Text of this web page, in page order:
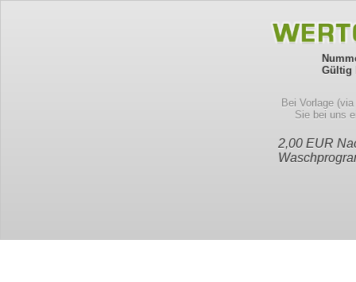
Gültig
Bei Vorlage
Sie bei uns
2,00 EUR